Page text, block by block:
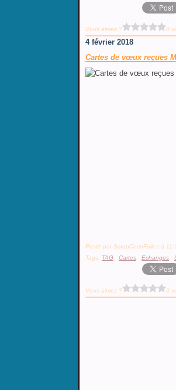
Vous aimez ? 0
4 février 2018
Cartes de vœux reçues
Posté par ScrapCocoFolies à
Tags: TAG Cartes Echanges
Vous aimez ? 0